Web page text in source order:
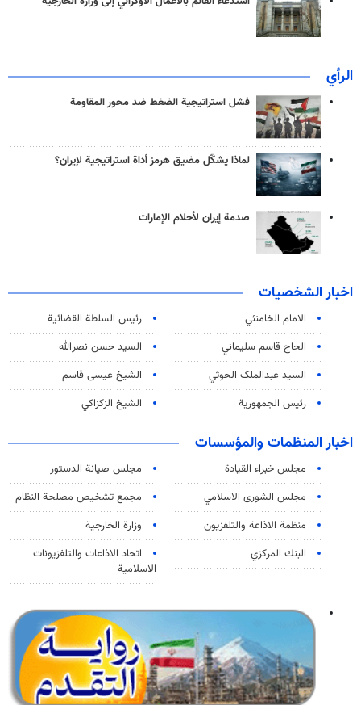
الرأي
فشل استراتيجية الضغط ضد محور المقاومة
لماذا يشكّل مضيق هرمز أداة استراتيجية لإيران؟
صدمة إيران لأحلام الإمارات
اخبار الشخصيات
الامام الخامنئي
رئیس السلطة القضائیة
الحاج قاسم سليماني
السيد حسن نصرالله
السید عبدالملک الحوثي
الشيخ عيسى قاسم
رئيس الجمهورية
الشيخ الزكزاكي
اخبار المنظمات والمؤسسات
مجلس خبراء القيادة
مجلس صيانة الدستور
مجلس الشورى الاسلامي
مجمع تشخيص مصلحة النظام
منظمة الاذاعة والتلفزیون
وزارة الخارجية
البنك المركزي
اتحاد الاذاعات والتلفزيونات
الاسلامية